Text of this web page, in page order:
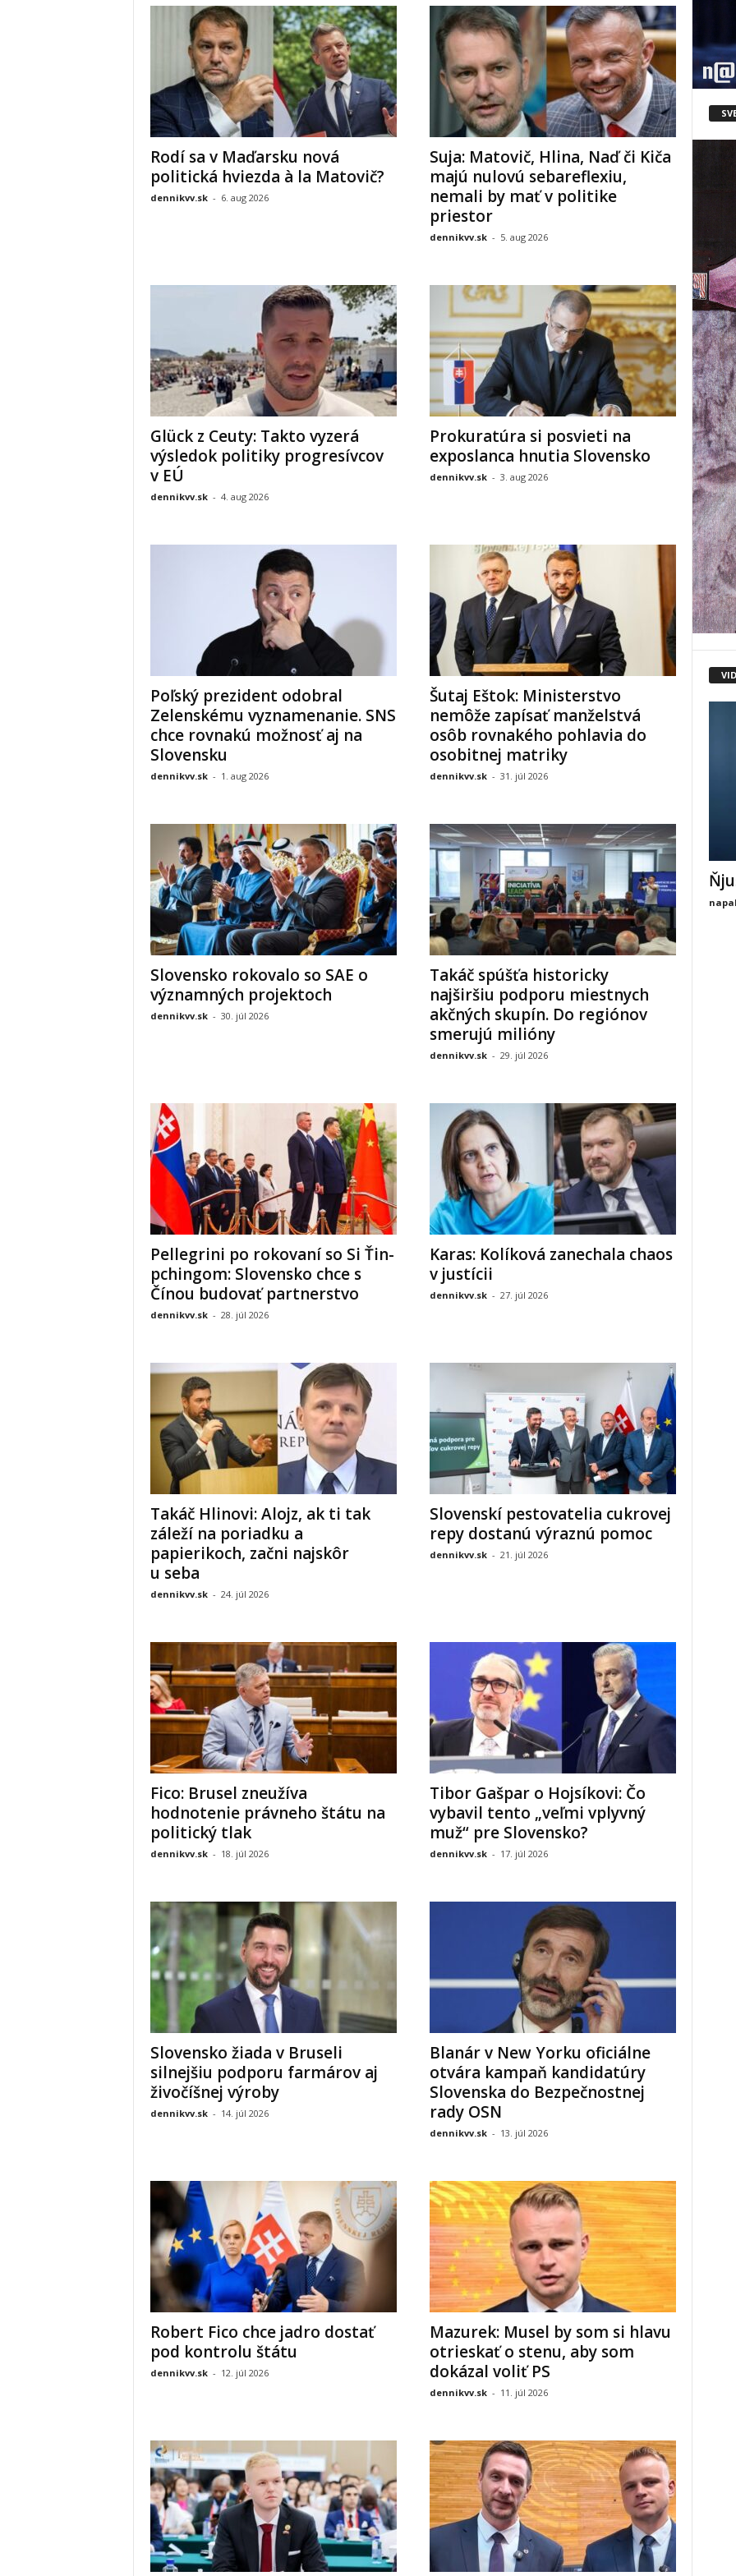
Rodí sa v Maďarsku nová
politická hviezda à la Matovič?
dennikvv.sk - 6. aug 2026
Suja: Matovič, Hlina, Naď či Kiča
majú nulovú sebareflexiu,
nemali by mať v politike
priestor
dennikvv.sk - 5. aug 2026
Glück z Ceuty: Takto vyzerá
výsledok politiky progresívcov
v EÚ
dennikvv.sk - 4. aug 2026
Prokuratúra si posvieti na
exposlanca hnutia Slovensko
dennikvv.sk - 3. aug 2026
Poľský prezident odobral
Zelenskému vyznamenanie. SNS
chce rovnakú možnosť aj na
Slovensku
dennikvv.sk - 1. aug 2026
Šutaj Eštok: Ministerstvo
nemôže zapísať manželstvá
osôb rovnakého pohlavia do
osobitnej matriky
dennikvv.sk - 31. júl 2026
Slovensko rokovalo so SAE o
významných projektoch
dennikvv.sk - 30. júl 2026
Takáč spúšťa historicky
najširšiu podporu miestnych
akčných skupín. Do regiónov
smerujú milióny
dennikvv.sk - 29. júl 2026
Pellegrini po rokovaní so Si Ťin-
pchingom: Slovensko chce s
Čínou budovať partnerstvo
dennikvv.sk - 28. júl 2026
Karas: Kolíková zanechala chaos
v justícii
dennikvv.sk - 27. júl 2026
Takáč Hlinovi: Alojz, ak ti tak
záleží na poriadku a
papierikoch, začni najskôr
u seba
dennikvv.sk - 24. júl 2026
Slovenskí pestovatelia cukrovej
repy dostanú výraznú pomoc
dennikvv.sk - 21. júl 2026
Fico: Brusel zneužíva
hodnotenie právneho štátu na
politický tlak
dennikvv.sk - 18. júl 2026
Tibor Gašpar o Hojsíkovi: Čo
vybavil tento „veľmi vplyvný
muž“ pre Slovensko?
dennikvv.sk - 17. júl 2026
Slovensko žiada v Bruseli
silnejšiu podporu farmárov aj
živočíšnej výroby
dennikvv.sk - 14. júl 2026
Blanár v New Yorku oficiálne
otvára kampaň kandidatúry
Slovenska do Bezpečnostnej
rady OSN
dennikvv.sk - 13. júl 2026
Robert Fico chce jadro dostať
pod kontrolu štátu
dennikvv.sk - 12. júl 2026
Mazurek: Musel by som si hlavu
otrieskať o stenu, aby som
dokázal voliť PS
dennikvv.sk - 11. júl 2026